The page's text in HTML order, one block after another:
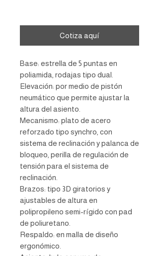
Cotiza aquí
Base: estrella de 5 puntas en
poliamida, rodajas tipo dual.
Elevación: por medio de pistón
neumático que permite ajustar la
altura del asiento.
Mecanismo: plato de acero
reforzado tipo synchro, con
sistema de reclinación y palanca de
bloqueo, perilla de regulación de
tensión para el sistema de
reclinación.
Brazos: tipo 3D giratorios y
ajustables de altura en
polipropileno semi-rígido con pad
de poliuretano.
Respaldo: en malla de diseño
ergonómico.